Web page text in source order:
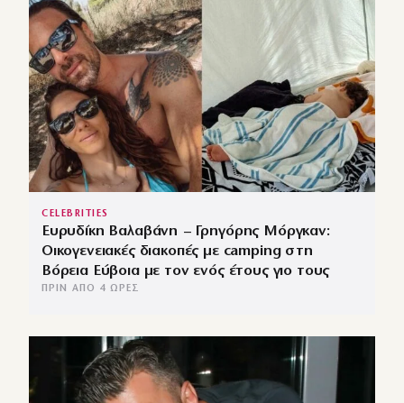
CELEBRITIES
Ευρυδίκη Βαλαβάνη – Γρηγόρης Μόργκαν:
Οικογενειακές διακοπές με camping στη
Βόρεια Εύβοια με τον ενός έτους γιο τους
ΠΡΙΝ ΑΠΌ 4 ΏΡΕΣ